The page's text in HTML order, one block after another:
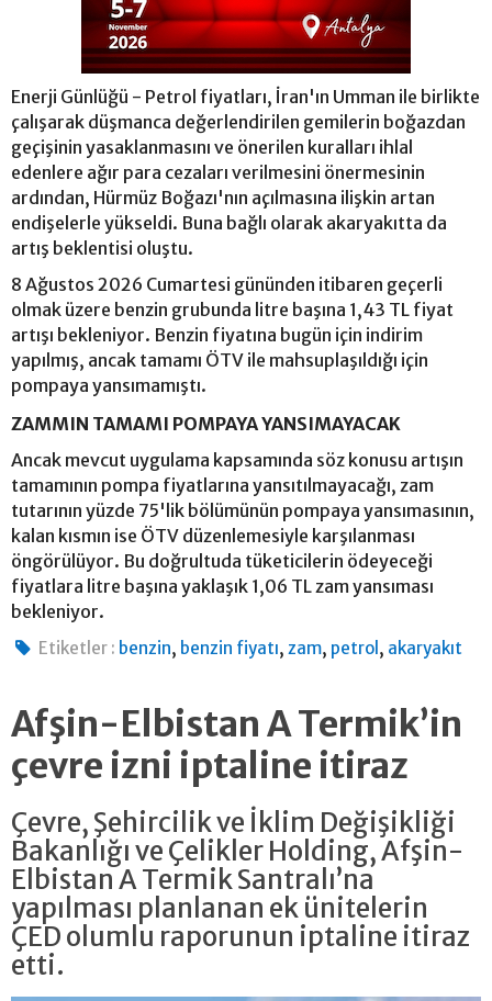
Enerji Günlüğü - Petrol fiyatları, İran'ın Umman ile birlikte
çalışarak düşmanca değerlendirilen gemilerin boğazdan
geçişinin yasaklanmasını ve önerilen kuralları ihlal
edenlere ağır para cezaları verilmesini önermesinin
ardından, Hürmüz Boğazı'nın açılmasına ilişkin artan
endişelerle yükseldi. Buna bağlı olarak akaryakıtta da
artış beklentisi oluştu.
8 Ağustos 2026 Cumartesi gününden itibaren geçerli
olmak üzere benzin grubunda litre başına 1,43 TL fiyat
artışı bekleniyor. Benzin fiyatına bugün için indirim
yapılmış, ancak tamamı ÖTV ile mahsuplaşıldığı için
pompaya yansımamıştı.
ZAMMIN TAMAMI POMPAYA YANSIMAYACAK
Ancak mevcut uygulama kapsamında söz konusu artışın
tamamının pompa fiyatlarına yansıtılmayacağı, zam
tutarının yüzde 75'lik bölümünün pompaya yansımasının,
kalan kısmın ise ÖTV düzenlemesiyle karşılanması
öngörülüyor. Bu doğrultuda tüketicilerin ödeyeceği
fiyatlara litre başına yaklaşık 1,06 TL zam yansıması
bekleniyor.
Etiketler : benzin, benzin fiyatı,zam, petrol , akaryakıt
Afşin-Elbistan A Termik’in
çevre izni iptaline itiraz
Çevre, Şehircilik ve İklim Değişikliği
Bakanlığı ve Çelikler Holding, Afşin-
Elbistan A Termik Santralı’na
yapılması planlanan ek ünitelerin
ÇED olumlu raporunun iptaline itiraz
etti.